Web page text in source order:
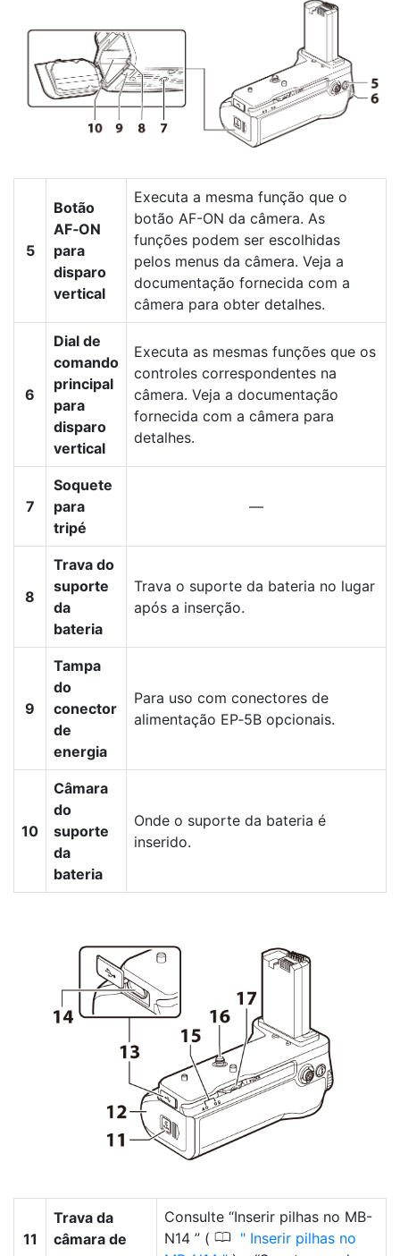
5
Botão
AF‑ON
para
disparo
vertical
Executa a mesma função que o
botão AF-ON da câmera. As
funções podem ser escolhidas
pelos menus da câmera. Veja a
documentação fornecida com a
câmera para obter detalhes.
6
Dial de
comando
principal
para
disparo
vertical
Executa as mesmas funções que os
controles correspondentes na
câmera. Veja a documentação
fornecida com a câmera para
detalhes.
7
Soquete
para
tripé
—
8
Trava do
suporte
da
bateria
Trava o suporte da bateria no lugar
após a inserção.
9
Tampa
do
conector
de
energia
Para uso com conectores de
alimentação EP‑5B opcionais.
10
Câmara
do
suporte
da
bateria
Onde o suporte da bateria é
inserido.
11
Trava da
câmara de
Consulte “Inserir pilhas no MB-
N14 ” ( 0
Inserir pilhas no